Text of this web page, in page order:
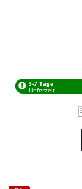
3-7 Tage
Lieferzeit